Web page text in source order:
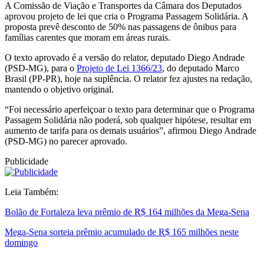
A Comissão de Viação e Transportes da Câmara dos Deputados
aprovou projeto de lei que cria o Programa Passagem Solidária. A
proposta prevê desconto de 50% nas passagens de ônibus para
famílias carentes que moram em áreas rurais.
O texto aprovado é a versão do relator, deputado Diego Andrade
(PSD-MG), para o Projeto de Lei 1366/23, do deputado Marco
Brasil (PP-PR), hoje na suplência. O relator fez ajustes na redação,
mantendo o objetivo original.
“Foi necessário aperfeiçoar o texto para determinar que o Programa
Passagem Solidária não poderá, sob qualquer hipótese, resultar em
aumento de tarifa para os demais usuários”, afirmou Diego Andrade
(PSD-MG) no parecer aprovado.
Publicidade
Leia Também:
Bolão de Fortaleza leva prêmio de R$ 164 milhões da Mega-Sena
Mega-Sena sorteia prêmio acumulado de R$ 165 milhões neste
domingo